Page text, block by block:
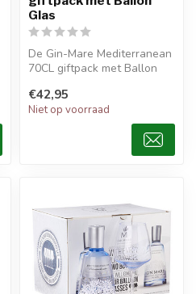
Glas
De Gin-Mare Mediterranean
70CL giftpack met Ballon
Gin...
€42,95
Niet op voorraad